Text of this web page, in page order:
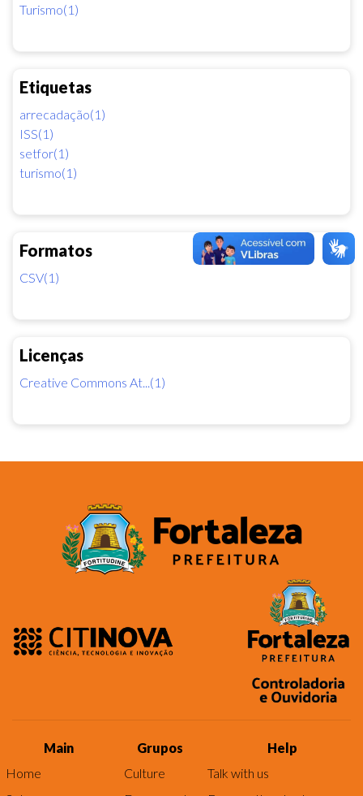
Turismo(1)
Etiquetas
arrecadação(1)
ISS(1)
setfor(1)
turismo(1)
Formatos
CSV(1)
Licenças
Creative Commons At...(1)
Main
Home
Grupos
Culture
Help
Talk with us